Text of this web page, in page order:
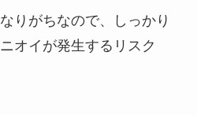
りがちなので、しっかり
オイが発生するリスク